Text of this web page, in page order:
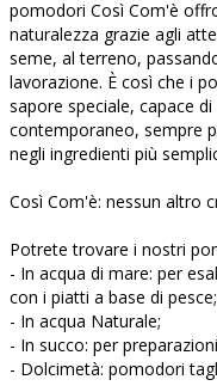
pomodori Così Com'è
naturalezza grazie agli
seme, al terreno,
lavorazione. È così che i
sapore speciale, capace
contemporaneo, sempre
negli ingredienti più
Così Com'è: nessun altro
Potrete trovare i nostri
- In acqua di mare: per
con i piatti a base di pesce;
- In acqua Naturale;
- In succo: per
- Dolcimetà: pomodori